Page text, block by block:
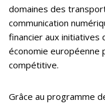
domaines des
communication
financier aux initiatives
économie européenne
compétitive.
Grâce au programme